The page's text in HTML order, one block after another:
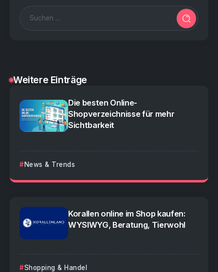
Weitere Einträge
Die besten Online-
Shopverzeichnisse für mehr
Sichtbarkeit
News & Trends
Korallen online im Shop kaufen:
WYSIWYG, Beratung, Tierwohl
Shopping & Handel